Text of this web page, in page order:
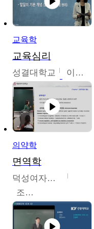
교육학
교육심리
성결대학교 이수경
의약학
면역학
덕성여자대학교
조효선